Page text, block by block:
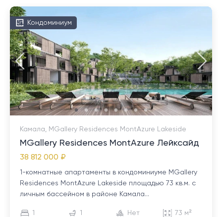
Кондоминиум
Камала, MGallery Residences MontAzure Lakeside
MGallery Residences MontAzure Лейксайд
38 812 000 ₽
1-комнатные апартаменты в кондоминиуме MGallery
Residences MontAzure Lakeside площадью 73 кв.м. с
личным бассейном в районе Камала...
1 1 Нет 73 м²